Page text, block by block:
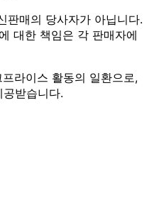
판매의 당사자가 아닙니다.
대한 책임은 각 판매자에
라이스 활동의 일환으로,
받습니다.